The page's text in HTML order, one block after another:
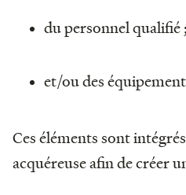
du personnel qualifié ;
et/ou des
Ces éléments sont
acquéreuse afin de créer